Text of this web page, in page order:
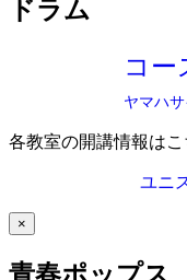
ドラム
コー
ヤマハ
各教室の開講情報はこ
ユニ
×